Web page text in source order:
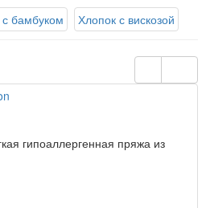
бамбуком Хлопок с вискозой
гипоаллергенная пряжа из